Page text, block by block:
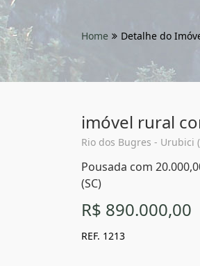
Home Detalhe do
imóvel rural
Rio dos Bugres - Urubici
Pousada com
(SC)
R$ 890.000,00
REF. 1213